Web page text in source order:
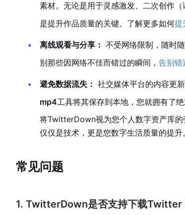
素材。无论是用于灵感激发、二次创作
是提升作品质量的关键。了解更多如何提
离线观看与分享： 不受网络限制，随时
别那些因网络不佳而错过的瞬间， 告别错
避免数据流失： 社交媒体平台的内容更
mp4工具将其保存到本地，您就拥有了绝
将TwitterDown视为您个人数字资产库
仅仅是技术，更是您数字生活质量的提升。
常见问题
1. TwitterDown是否支持下载Twitter